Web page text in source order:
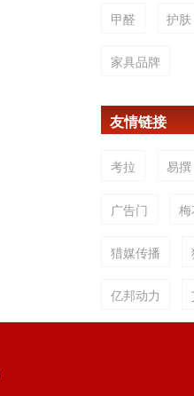
甲醛 护肤
家具品牌
友情链接
考拉 易撰
广告门
猎媒传播
亿邦动力